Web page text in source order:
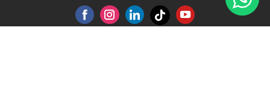
FACEBOOKGOOGLE+INSTAGRAM YOUTUBE